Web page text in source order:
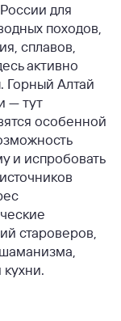
для
походов,
сплавов,
активно
Горный Алтай
— тут
особенной
и испробовать
староверов,